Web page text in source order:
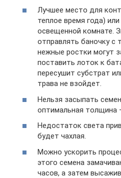
Лучшее место для
теплое время года)
освещенной комнате.
отправлять баночку с
нежные ростки могут
поставить лоток к
пересушит субстрат
трава не взойдет.
Нельзя засыпать
оптимальная толщина
Недостаток света
будет чахлая.
Можно ускорить
этого семена
часов, а затем